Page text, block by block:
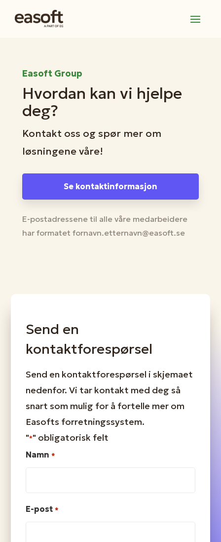
Easoft Group
Hvordan kan vi hjelpe
deg?
Kontakt oss og spør mer om
løsningene våre!
Se kontaktinformasjon
E-postadressene til alle våre medarbeidere
har formatet fornavn.etternavn@easoft.se
Send en
kontaktforespørsel
Send en kontaktforespørsel i skjemaet
nedenfor. Vi tar kontakt med deg så
snart som mulig for å fortelle mer om
Easofts forretningssystem.
"*" obligatorisk felt
Namn *
E-post *